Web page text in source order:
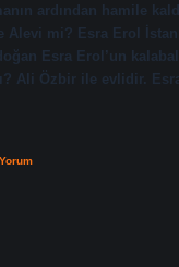
ardından hamile
mi? Esra Erol
Esra Erol’un
Ali Özbir ile evlidir.